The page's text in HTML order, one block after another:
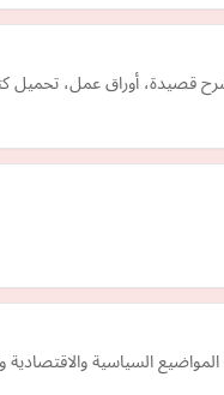
شرح قصيدة، أوراق عمل،
السياسية والاقتصادية